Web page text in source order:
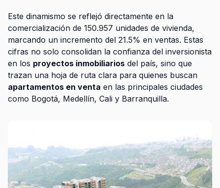
Este dinamismo se reflejó directamente en la
comercialización de 150.957 unidades de vivienda,
marcando un incremento del 21.5% en ventas. Estas
cifras no solo consolidan la confianza del inversionista
en los proyectos inmobiliarios del país, sino que
trazan una hoja de ruta clara para quienes buscan
apartamentos en venta en las principales ciudades
como Bogotá, Medellín, Cali y Barranquilla.